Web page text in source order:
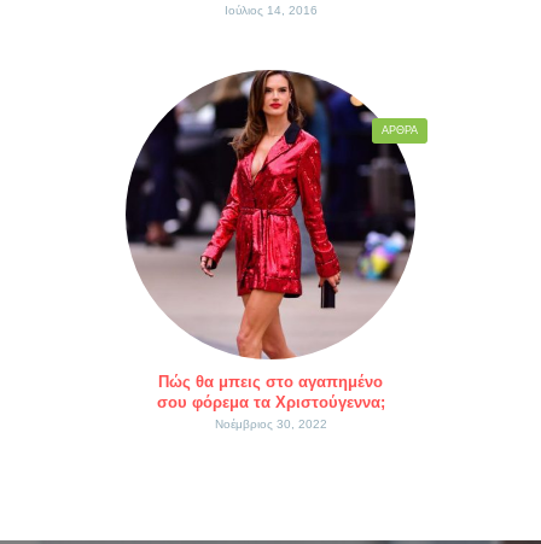
Ιούλιος 14, 2016
Πώς θα μπεις στο αγαπημένο
σου φόρεμα τα Χριστούγεννα;
Νοέμβριος 30, 2022
ΆΡΘΡΑ